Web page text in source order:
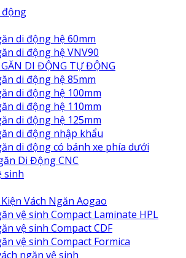
động
di động hệ 60mm
di động hệ VNV90
DI ĐỘNG TỰ ĐỘNG
di động hệ 85mm
di động hệ 100mm
di động hệ 110mm
di động hệ 125mm
di động nhập khẩu
di động có bánh xe phía dưới
Di Động CNC
sinh
Vách Ngăn Aogao
vệ sinh Compact Laminate HPL
vệ sinh Compact CDF
vệ sinh Compact Formica
ngăn vệ sinh